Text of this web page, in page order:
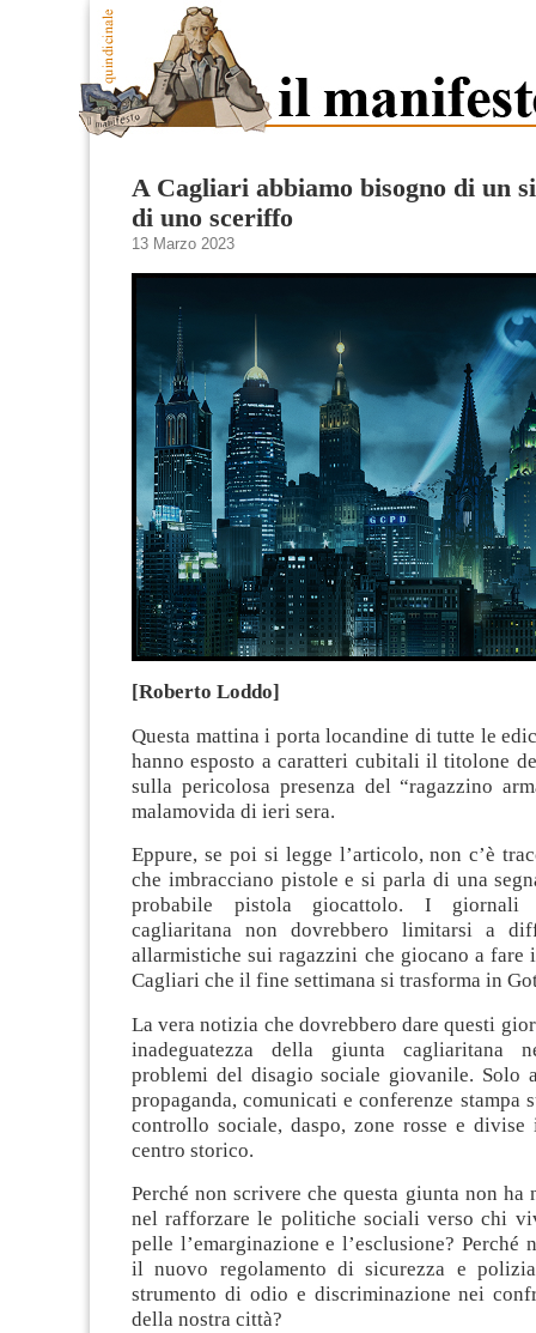
A Cagliari abbiamo bisogno di un
di uno sceriffo
13 Marzo 2023
[Roberto Loddo]
Questa mattina i porta locandine di tutte le
hanno esposto a caratteri cubitali il titolone
sulla pericolosa presenza del “ragazzino
malamovida di ieri sera.
Eppure, se poi si legge l’articolo, non c’è
che imbracciano pistole e si parla di una
probabile pistola giocattolo. I giornali
cagliaritana non dovrebbero limitarsi a
allarmistiche sui ragazzini che giocano a fare
Cagliari che il fine settimana si trasforma in
La vera notizia che dovrebbero dare questi
inadeguatezza della giunta cagliaritana
problemi del disagio sociale giovanile. Solo
propaganda, comunicati e conferenze stampa
controllo sociale, daspo, zone rosse e
centro storico.
Perché non scrivere che questa giunta non ha
nel rafforzare le politiche sociali verso chi
pelle l’emarginazione e l’esclusione? Perché
il nuovo regolamento di sicurezza e
strumento di odio e discriminazione nei
della nostra città?